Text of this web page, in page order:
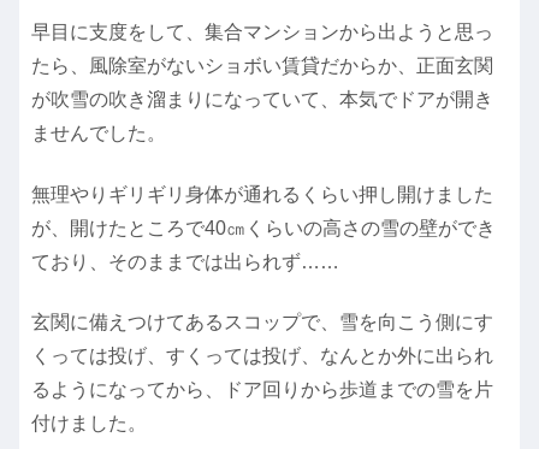
早目に支度をして、集合マンションから出ようと思っ
たら、風除室がないショボい賃貸だからか、正面玄関
が吹雪の吹き溜まりになっていて、本気でドアが開き
ませんでした。
無理やりギリギリ身体が通れるくらい押し開けました
が、開けたところで40㎝くらいの高さの雪の壁ができ
ており、そのままでは出られず……
玄関に備えつけてあるスコップで、雪を向こう側にす
くっては投げ、すくっては投げ、なんとか外に出られ
るようになってから、ドア回りから歩道までの雪を片
付けました。